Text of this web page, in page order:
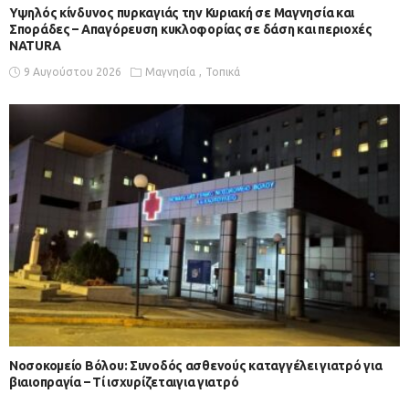
Υψηλός κίνδυνος πυρκαγιάς την Κυριακή σε Μαγνησία και
Σποράδες – Απαγόρευση κυκλοφορίας σε δάση και περιοχές
NATURA
9 Αυγούστου 2026 Μαγνησία Τοπικά
Νοσοκομείο Βόλου: Συνοδός ασθενούς καταγγέλει γιατρό για
βιαιοπραγία – Τί ισχυρίζεταιγια γιατρό